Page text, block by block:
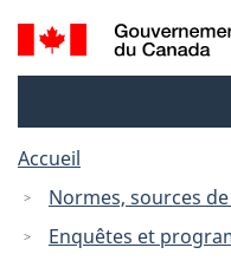
Recherche
et
Accueil
Normes, sources
Enquêtes et